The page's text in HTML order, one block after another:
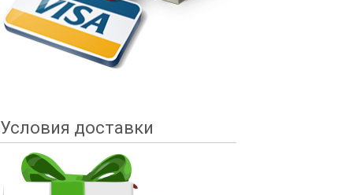
Условия доставки